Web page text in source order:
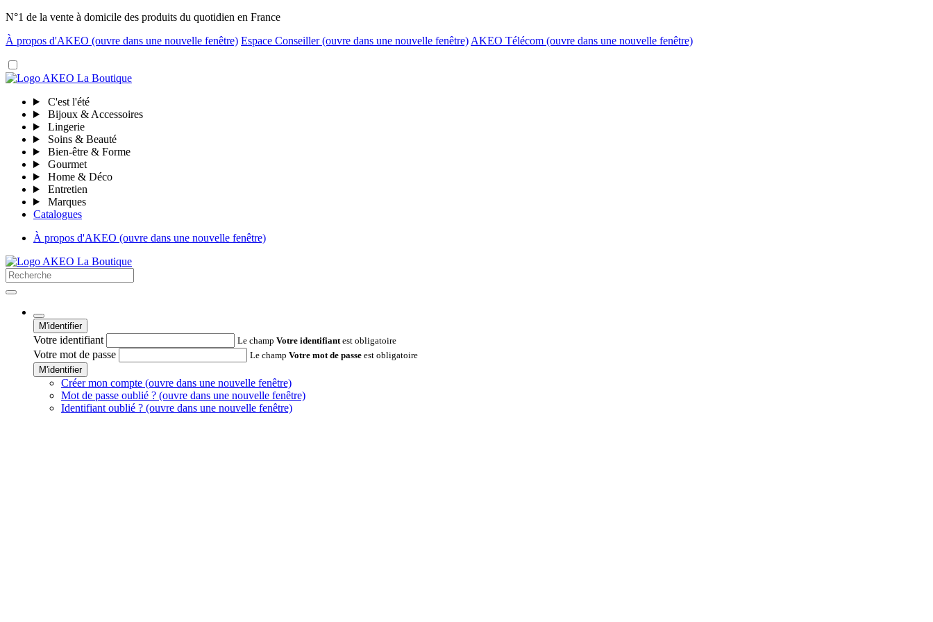
N°1 de la vente à domicile des produits du quotidien en France
À propos d'AKEO (ouvre dans une nouvelle fenêtre) Espace Conseiller(ouvre dans une nouvelle fenêtre) AKEO Télécom (ouvre dans une nouvelle fenêtre)
C'est l'été
Bijoux & Accessoires
Lingerie
Soins & Beauté
Bien-être & Forme
Gourmet
Home & Déco
Entretien
Marques
Catalogues
À propos d'AKEO (ouvre dans une nouvelle fenêtre)
M'identifier
Votre identifiant Le champ Votre identifiantest obligatoire
Votre mot de passe Le champ Votre mot de passe est obligatoire
M'identifier
Créer mon compte (ouvre dans une nouvelle fenêtre)
Mot de passe oublié ? (ouvre dans une nouvelle fenêtre)
Identifiant oublié ? (ouvre dans une nouvelle fenêtre)